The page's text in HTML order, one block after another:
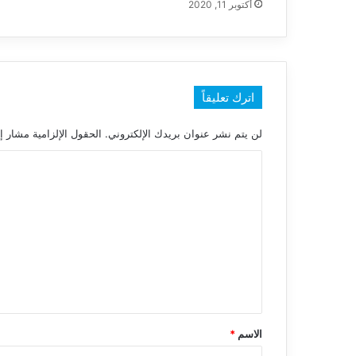
أكتوبر 11, 2020
اترك تعليقاً
لن يتم نشر عنوان بريدك الإلكتروني. الحقول الإلزامية مشار
*
الاسم *